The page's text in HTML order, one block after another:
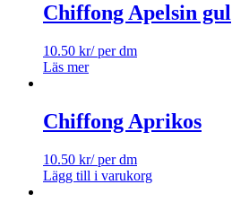
Chiffong Apelsin gul
10.50 kr/ per dm
Läs mer
Chiffong Aprikos
10.50 kr/ per dm
Lägg till i varukorg